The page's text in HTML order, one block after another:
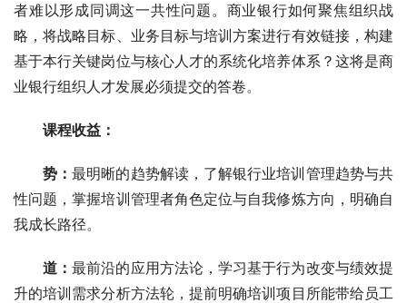
者难以形成同调这一共性问题。商业银行如何聚焦组织战
略，将战略目标、业务目标与培训方案进行有效链接，构建
基于本行关键岗位与核心人才的系统化培养体系？这将是商
业银行组织人才发展必须提交的答卷。
课程收益：
势：最明晰的趋势解读，了解银行业培训管理趋势与共
性问题，掌握培训管理者角色定位与自我修炼方向，明确自
我成长路径。
道：最前沿的应用方法论，学习基于行为改变与绩效提
升的培训需求分析方法轮，提前明确培训项目所能带给员工